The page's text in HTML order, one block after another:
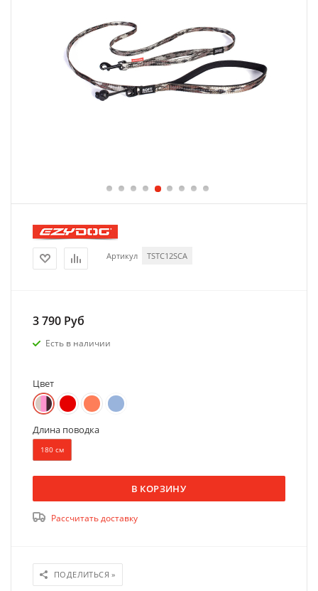
Артикул TSTC12SCA
3 790 Руб
Есть в наличии
Цвет
Длина поводка
180 см
В КОРЗИНУ
Рассчитать доставку
ПОДЕЛИТЬСЯ »